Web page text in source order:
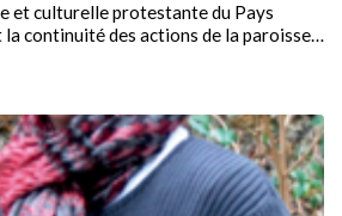
et culturelle protestante du Pays
continuité des actions de la paroisse
plus démunis. Au XIXe siècle, il y eut
puis au XXe siècle, le diaconat et